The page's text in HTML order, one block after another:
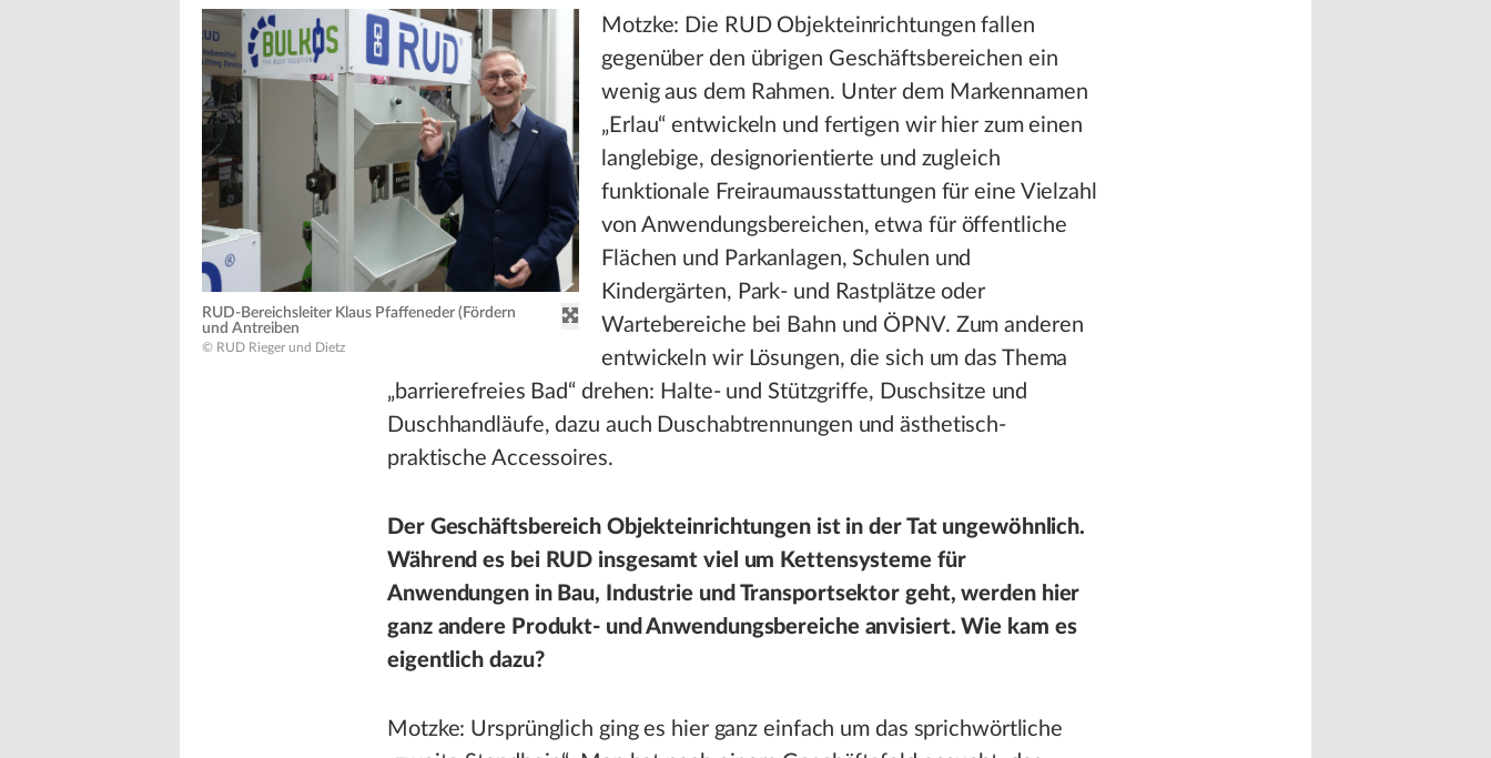
RUD-Bereichsleiter Klaus Pfaffeneder (Fördern
und Antreiben
© RUD Rieger und Dietz
Motzke: Die RUD Objekteinrichtungen fallen
gegenüber den übrigen Geschäftsbereichen ein
wenig aus dem Rahmen. Unter dem Markennamen
„Erlau“ entwickeln und fertigen wir hier zum einen
langlebige, designorientierte und zugleich
funktionale Freiraumausstattungen für eine Vielzahl
von Anwendungsbereichen, etwa für öffentliche
Flächen und Parkanlagen, Schulen und
Kindergärten, Park- und Rastplätze oder
Wartebereiche bei Bahn und ÖPNV. Zum anderen
entwickeln wir Lösungen, die sich um das Thema
„barrierefreies Bad“ drehen: Halte- und Stützgriffe, Duschsitze und
Duschhandläufe, dazu auch Duschabtrennungen und ästhetisch-
praktische Accessoires.
Der Geschäftsbereich Objekteinrichtungen ist in der Tat ungewöhnlich.
Während es bei RUD insgesamt viel um Kettensysteme für
Anwendungen in Bau, Industrie und Transportsektor geht, werden hier
ganz andere Produkt- und Anwendungsbereiche anvisiert. Wie kam es
eigentlich dazu?
Motzke: Ursprünglich ging es hier ganz einfach um das sprichwörtliche